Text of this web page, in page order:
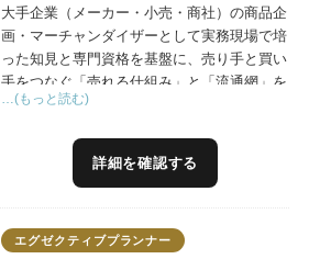
大手企業（メーカー・小売・商社）の商品企
画・マーチャンダイザーとして実務現場で培
った知見と専門資格を基盤に、売り手と買い
手をつなぐ「売れる仕組み」と「流通網」を
構築します。
【官公庁等での公的支援実績】
商社にて推進した地域資源活用事業（観光・
化アドバイザー等を歴任しました。
…(もっと読む)
詳細を確認する
エグゼクティブプランナー